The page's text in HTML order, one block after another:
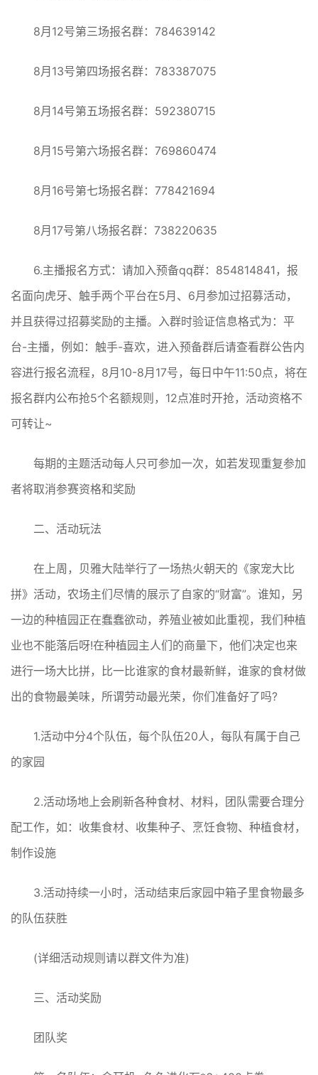
8月12号第三场报名群：784639142
8月13号第四场报名群：783387075
8月14号第五场报名群：592380715
8月15号第六场报名群：769860474
8月16号第七场报名群：778421694
8月17号第八场报名群：738220635
6.主播报名方式：请加入预备qq群：854814841，报
名面向虎牙、触手两个平台在5月、6月参加过招募活动，
并且获得过招募奖励的主播。入群时验证信息格式为：平
台-主播，例如：触手-喜欢，进入预备群后请查看群公告内
容进行报名流程，8月10-8月17号，每日中午11:50点，将在
报名群内公布抢5个名额规则，12点准时开抢，活动资格不
可转让~
每期的主题活动每人只可参加一次，如若发现重复参加
者将取消参赛资格和奖励
二、活动玩法
在上周，贝雅大陆举行了一场热火朝天的《家宠大比
拼》活动，农场主们尽情的展示了自家的“财富”。谁知，另
一边的种植园正在蠢蠢欲动，养殖业被如此重视，我们种植
业也不能落后呀!在种植园主人们的商量下，他们决定也来
进行一场大比拼，比一比谁家的食材最新鲜，谁家的食材做
出的食物最美味，所谓劳动最光荣，你们准备好了吗?
1.活动中分4个队伍，每个队伍20人，每队有属于自己
的家园
2.活动场地上会刷新各种食材、材料，团队需要合理分
配工作，如：收集食材、收集种子、烹饪食物、种植食材，
制作设施
3.活动持续一小时，活动结束后家园中箱子里食物最多
的队伍获胜
(详细活动规则请以群文件为准)
三、活动奖励
团队奖